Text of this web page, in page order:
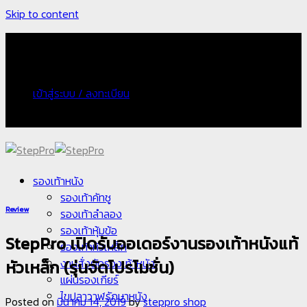
Skip to content
เข้าสู่ระบบ / ลงทะเบียน
รองเท้าหนัง
รองเท้าคัทชู
รองเท้าลำลอง
รองเท้าหุ้มข้อ
รองเท้าหัวเหล็ก
งานสั่งตัดรองเท้าหนัง
แผ่นรองเกียร์
ไขปลาวาฬรักษาหนัง
Review
StepPro เปิดรับออเดอร์งานรองเท้าหนังแท้
หัวเหล็ก (รุ่นจัดโปรโมชั่น)
Posted on มีนาคม 14, 2019bysteppro shop